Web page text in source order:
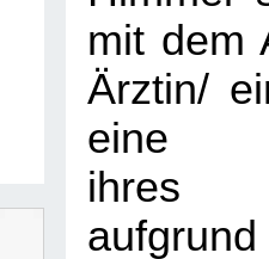
mit dem
Ärztin/
eine
ihres